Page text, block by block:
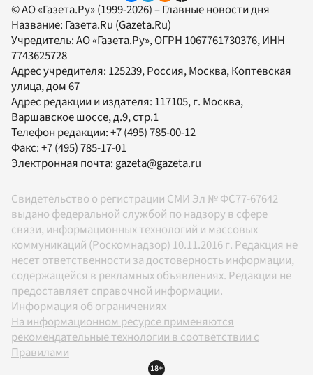
© АО «Газета.Ру» (1999-2026) – Главные новости дня
Название: Газета.Ru (Gazeta.Ru)
Учредитель:АО «Газета.Ру», ОГРН 1067761730376, ИНН
7743625728
Адрес учредителя: 125239, Россия, Москва, Коптевская
улица, дом 67
Адрес редакции и издателя: 117105, г. Москва,
Варшавское шоссе, д.9, стр.1
Телефон редакции:+7 (495) 785-00-12
Факс:+7 (495) 785-17-01
Электронная почта:gazeta@gazeta.ru
Свидетельство о регистрации СМИ Эл № ФС77-67642
выдано федеральной службой по надзору в сфере
связи, информационных технологий и массовых
коммуникаций (Роскомнадзор) 10.11.2016 г. Редакция не
несет ответственности за достоверность информации,
содержащейся в рекламных объявлениях. Редакция не
предоставляет справочной информации.
Информация об ограничениях
На информационном ресурсе применяются
рекомендательные технологии в соответствии с
Правилами
18+